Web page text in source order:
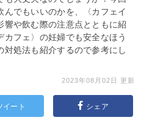
でもいいのかを、〈カフェイ
響や飲む際の注意点とともに紹
フェ〉の妊婦でも安全なほう
対処法も紹介するので参考にし
2023年08月02日 更新
イート シェア